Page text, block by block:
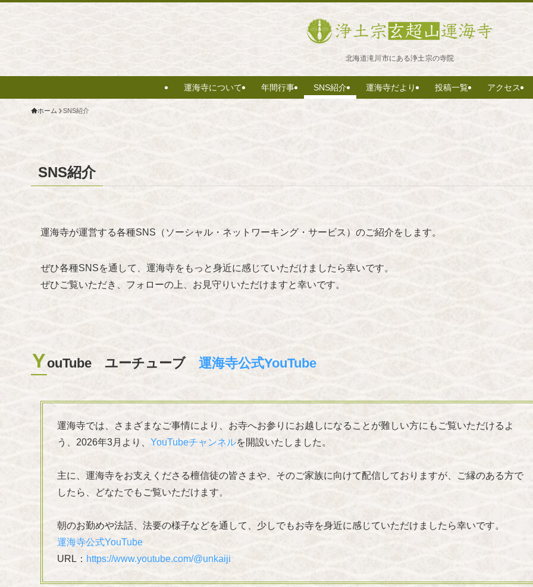
北海道滝川市にある浄土宗の寺院
運海寺について 年間行事 SNS紹介 運海寺だより 投稿一覧 アクセス
ホーム SNS紹介
SNS紹介
運海寺が運営する各種SNS（ソーシャル・ネットワーキング・サービス）のご紹介をします。
ぜひ各種SNSを通して、運海寺をもっと身近に感じていただけましたら幸いです。
ぜひご覧いただき、フォローの上、お見守りいただけますと幸いです。
YouTube ユーチューブ 運海寺公式YouTube
運海寺では、さまざまなご事情により、お寺へお参りにお越しになることが難しい方にもご覧いただけるよ
う、2026年3月より、 YouTubeチャンネルを開設いたしました。
主に、運海寺をお支えくださる檀信徒の皆さまや、そのご家族に向けて配信しておりますが、ご縁のある方で
したら、どなたでもご覧いただけます。
朝のお勤めや法話、法要の様子などを通して、少しでもお寺を身近に感じていただけましたら幸いです。
運海寺公式YouTube
URL： https://www.youtube.com/@unkaiji